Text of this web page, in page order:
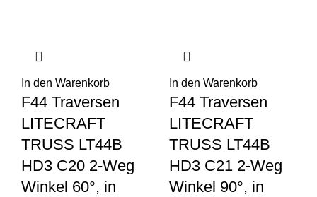
In den Warenkorb
F44 Traversen
LITECRAFT
TRUSS LT44B
HD3 C20 2-Weg
Winkel 60°, in
In den Warenkorb
F44 Traversen
LITECRAFT
TRUSS LT44B
HD3 C21 2-Weg
Winkel 90°, in